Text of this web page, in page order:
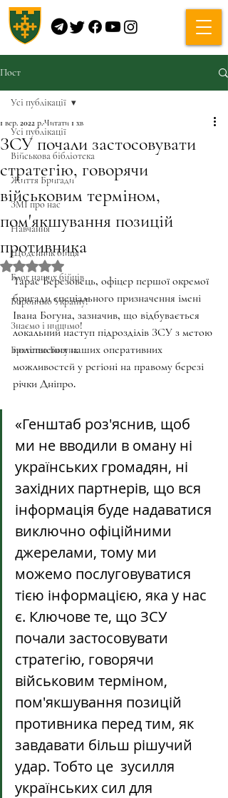
Пост
Усі публікації
Військова бібліотека
Життя Бригади
ЗМІ про нас
Навчання
Щоденник бійця
Блог наших бійців
Боронимо Україну!
Знаємо і нищимо!
Братство Богуна
Усі публікації
ЗСУ почали застосовувати
стратегію, говорячи
військовим терміном,
пом'якшування позицій
противника
1 вер. 2022 р.Читати 1 хв
Оцінка: NaN з 5 зірок.
Тарас Березовець, офіцер першої окремої
бригади спеціального призначення імені
Івана Богуна, зазначив, що відбувається
локальний наступ підрозділів ЗСУ з метою
поліпшення наших оперативних
можливостей у регіоні на правому березі
річки Дніпро.
«Генштаб роз'яснив, щоб
ми не вводили в оману ні
українських громадян, ні
західних партнерів, що вся
інформація буде надаватися
виключно офіційними
джерелами, тому ми
можемо послуговуватися
тією інформацією, яка у нас
є. Ключове те, що ЗСУ
почали застосовувати
стратегію, говорячи
військовим терміном,
пом'якшування позицій
противника перед тим, як
завдавати більш рішучий
удар. Тобто це  зусилля
українських сил для